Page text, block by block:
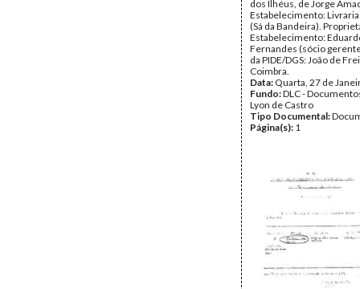
dos Ilhéus, de Jorge
Estabelecimento:
(Sá da Bandeira).
Estabelecimento:
Fernandes (sócio
da PIDE/DGS: João de
Coimbra.
Data: Quarta, 27 de
Fundo:DLC -
Lyon de Castro
Tipo Documental:
Página(s): 1